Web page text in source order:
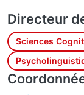
Directeur
Sciences